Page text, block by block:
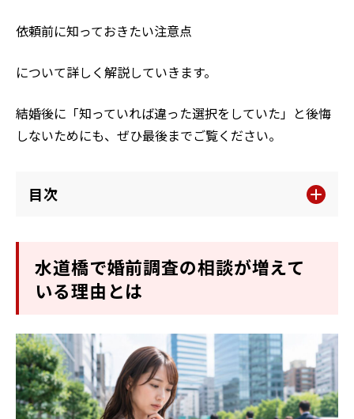
依頼前に知っておきたい注意点
について詳しく解説していきます。
結婚後に「知っていれば違った選択をしていた」と後悔
しないためにも、ぜひ最後までご覧ください。
目次
水道橋で婚前調査の相談が増えて
いる理由とは